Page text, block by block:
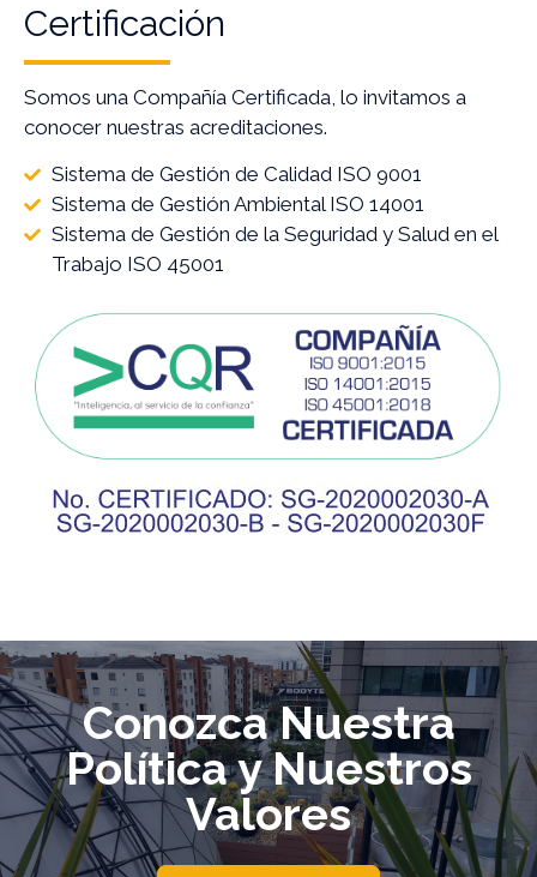
Certificación
Somos una Compañía Certificada, lo invitamos a
conocer nuestras acreditaciones.
Sistema de Gestión de Calidad ISO 9001
Sistema de Gestión Ambiental ISO 14001
Sistema de Gestión de la Seguridad y Salud en el
Trabajo ISO 45001
Conozca Nuestra
Política y Nuestros
Valores